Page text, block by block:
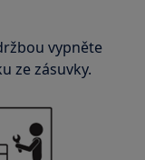
vypněte
ze zásuvky.